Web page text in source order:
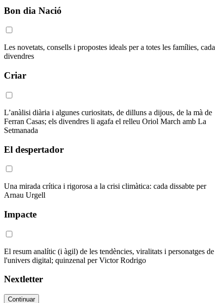
Bon dia Nació
Les novetats, consells i propostes ideals per a totes les famílies, cada
divendres
Criar
L’anàlisi diària i algunes curiositats, de dilluns a dijous, de la mà de
Ferran Casas; els divendres li agafa el relleu Oriol March amb La
Setmanada
El despertador
Una mirada crítica i rigorosa a la crisi climàtica: cada dissabte per
Arnau Urgell
Impacte
El resum analític (i àgil) de les tendències, viralitats i personatges de
l'univers digital; quinzenal per Victor Rodrigo
Nextletter
Continuar